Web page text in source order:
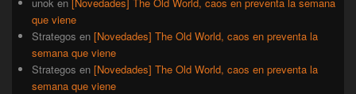
que viene
Strategos en [Novedades] The Old World, caos en preventa la
semana que viene
Strategos en [Novedades] The Old World, caos en preventa la
semana que viene